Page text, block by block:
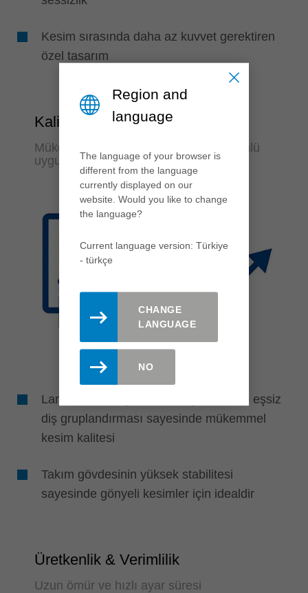
Kesim sırasında daha az kuvvet gerektiren
özel tasarım
Kalite & Esneklik
Mükemmel işleme sonuçları ve çok yönlü
uygulama
Lamine ve kompakt lamine panellerde eşsiz
diş gruplandırması sayesinde mükemmel
kesim kalitesi
Takım gövdesinin yüksek stabilitesi
sayesinde gönyeli kesimler için idealdir
Üretkenlik & Verimlilik
Uzun ömür ve hızlı ayar süresi
Region and
language
The language of your browser is
different from the language
currently displayed on our
website. Would you like to change
the language?
Current language version: Türkiye
- türkçe
CHANGE
LANGUAGE
NO